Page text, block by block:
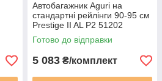
Автобагажник Aguri на
стандартні рейлінги 90-95 см
Prestige II AL P2 51202
Готово до відправки
5 083 ₴/комплект